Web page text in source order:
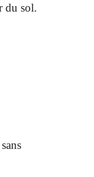
du sol.